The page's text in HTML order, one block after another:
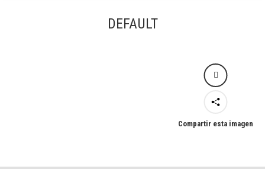
DEFAULT
Compartir esta imagen